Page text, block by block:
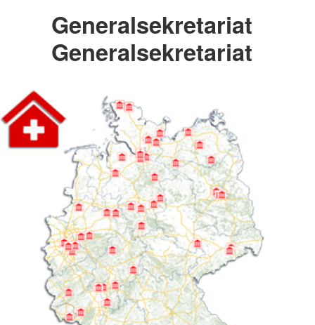
Generalsekretariat
Generalsekretariat